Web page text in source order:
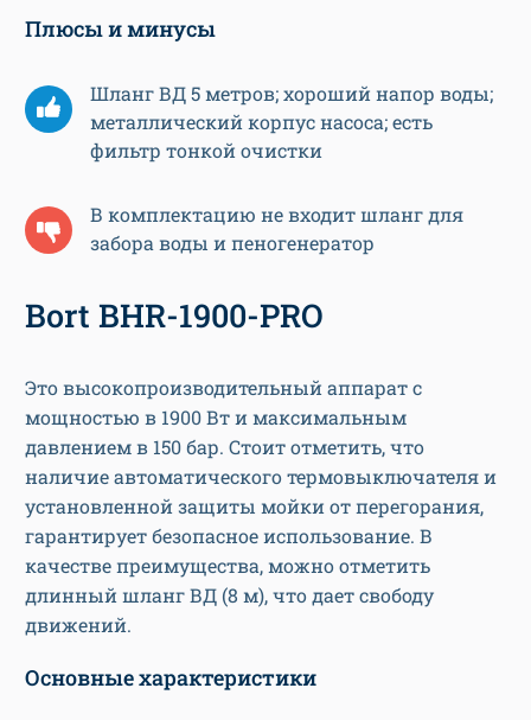
Плюсы и минусы
Шланг ВД 5 метров; хороший напор воды;
металлический корпус насоса; есть
фильтр тонкой очистки
В комплектацию не входит шланг для
забора воды и пеногенератор
Bort BHR-1900-PRO
Это высокопроизводительный аппарат с
мощностью в 1900 Вт и максимальным
давлением в 150 бар. Стоит отметить, что
наличие автоматического термовыключателя и
установленной защиты мойки от перегорания,
гарантирует безопасное использование. В
качестве преимущества, можно отметить
длинный шланг ВД (8 м), что дает свободу
движений.
Основные характеристики